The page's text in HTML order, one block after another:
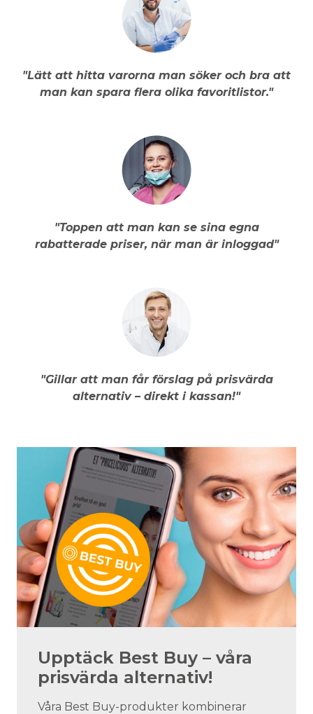
"Lätt att hitta varorna man söker och bra att
man kan spara flera olika favoritlistor."
"Toppen att man kan se sina egna
rabatterade priser, när man är inloggad"
"Gillar att man får förslag på prisvärda
alternativ – direkt i kassan!"
Upptäck Best Buy – våra
prisvärda alternativ!
Våra Best Buy-produkter kombinerar